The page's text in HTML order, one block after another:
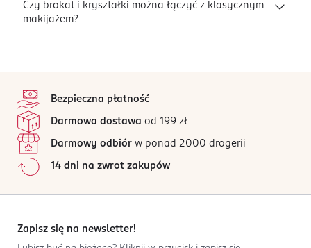
Czy brokat i kryształki można łączyć z klasycznym
makijażem?
Bezpieczna płatność
Darmowa dostawa od 199 zł
Darmowy odbiór w ponad 2000 drogerii
14 dni na zwrot zakupów
Zapisz się na newsletter!